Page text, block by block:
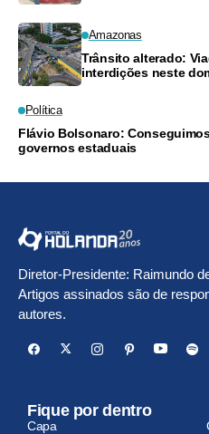
Amazonas
Trânsito alterado:
interdições neste
Política
Flávio Bolsonaro:
governos estaduais
Diretor-Presidente: Raimundo
Artigos assinados são de
autores.
Fique por dentro
Capa